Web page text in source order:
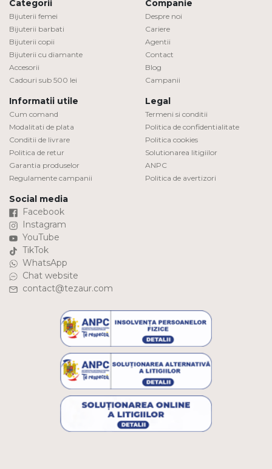
Categorii
Bijuterii femei
Bijuterii barbati
Bijuterii copii
Bijuterii cu diamante
Accesorii
Cadouri sub 500 lei
Companie
Despre noi
Cariere
Agentii
Contact
Blog
Campanii
Informatii utile
Cum comand
Modalitati de plata
Conditii de livrare
Politica de retur
Garantia produselor
Regulamente campanii
Legal
Termeni si conditii
Politica de confidentialitate
Politica cookies
Solutionarea litigiilor
ANPC
Politica de avertizori
Social media
Facebook
Instagram
YouTube
TikTok
WhatsApp
Chat website
contact@tezaur.com